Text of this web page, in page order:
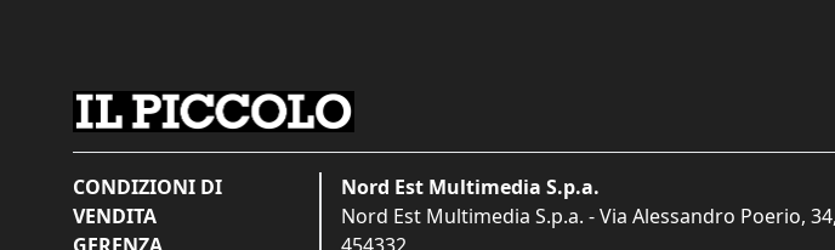
CONDIZIONI DI
VENDITA
Nord Est Multimedia S.p.a.
Nord Est Multimedia S.p.a. - Via Alessandro Poerio, 34,